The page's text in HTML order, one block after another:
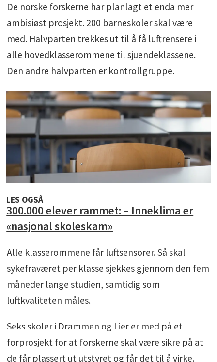
De norske forskerne har planlagt et enda mer
ambisiøst prosjekt. 200 barneskoler skal være
med. Halvparten trekkes ut til å få luftrensere i
alle hovedklasserommene til sjuendeklassene.
Den andre halvparten er kontrollgruppe.
LES OGSÅ
300.000 elever rammet: – Inneklima er
«nasjonal skoleskam»
Alle klasserommene får luftsensorer. Så skal
sykefraværet per klasse sjekkes gjennom den fem
måneder lange studien, samtidig som
luftkvaliteten måles.
Seks skoler i Drammen og Lier er med på et
forprosjekt for at forskerne skal være sikre på at
de får plassert ut utstyret og får det til å virke.